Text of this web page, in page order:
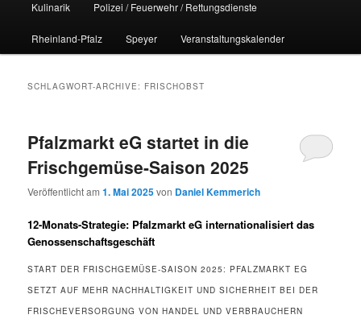
Kulinarik Polizei / Feuerwehr / Rettungsdienste
Rheinland-Pfalz Speyer Veranstaltungskalender
SCHLAGWORT-ARCHIVE: FRISCHOBST
Pfalzmarkt eG startet in die
Frischgemüse-Saison 2025
Veröffentlicht am1. Mai 2025von Daniel Kemmerich
12-Monats-Strategie: Pfalzmarkt eG internationalisiert das
Genossenschaftsgeschäft
START DER FRISCHGEMÜSE-SAISON 2025: PFALZMARKT EG
SETZT AUF MEHR NACHHALTIGKEIT UND SICHERHEIT BEI DER
FRISCHEVERSORGUNG VON HANDEL UND VERBRAUCHERN